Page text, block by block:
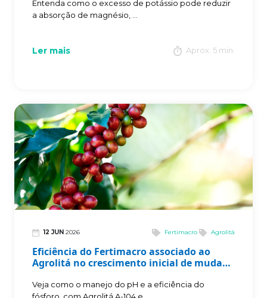
Entenda como o excesso de potássio pode reduzir
a absorção de magnésio, ...
Ler mais Aprox. 5 min.
12 JUN 2026 Fertimacro Agrolitá
Eficiência do Fertimacro associado ao
Agrolitá no crescimento inicial de mudas
Veja como o manejo do pH e a eficiência do